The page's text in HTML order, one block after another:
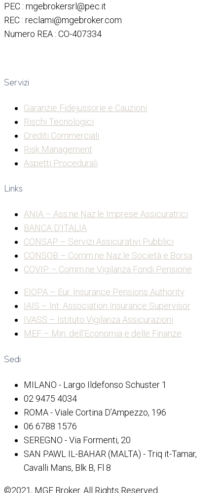
PEC : mgebrokersrl@pec.it
REC : reclami@mgebroker.com
Numero REA : CO-407334
Servizi
Garanzie Fidejussorie e Cauzioni
Rischi Tecnologici
Crediti Commerciali
Risk Management
Aspetti Procedurali
Links
ANIA – Ass.ne Naz.le Imprese Assicuratrici
BANCA D’ITALIA
CONSAP – Servizi Assicurativi Pubblici
CONSOB – Comm.ne Naz.le Società e Borsa
COVIP – Comm.ne Vigilanza Fondi Pensione
EIOPA – Eur. Insurance Pensions Authority
IAIS – Int. Association Insurance Supervisor
IVASS – Istituto Vigilanza Assicurazioni
MEF – Min. dell’Economia e delle Finanze
Sedi
MILANO - Largo Ildefonso Schuster 1
02 9475 4034
ROMA - Viale Cortina D’Ampezzo, 196
06 6788 1576
SEREGNO - Via Formenti, 20
SAN PAWL IL-BAHAR (MALTA) - Triq it-Tamar,
Cavalli Mans, Blk B, Fl 8
©2021, MGE Broker. All Rights Reserved.